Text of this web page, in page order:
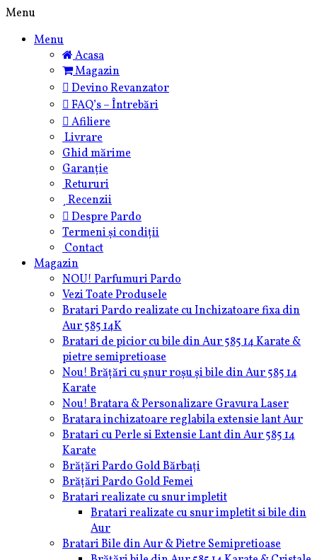
Skip
content
Menu
Menu
Acasa
Magazin
Devino Revanzator
FAQ’s – Întrebări
Afiliere
Livrare
Ghid mărime
Garanție
Retururi
Recenzii
Despre Pardo
Termeni și condiții
Contact
Magazin
NOU! Parfumuri Pardo
Vezi Toate Produsele
Bratari Pardo realizate cu Inchizatoare fixa din
Aur 585 14K
Bratari de picior cu bile din Aur 585 14 Karate &
pietre semipretioase
Nou! Brățări cu șnur roșu și bile din Aur 585 14
Karate
Nou! Bratara & Personalizare Gravura Laser
Bratara inchizatoare reglabila extensie lant Aur
Bratari cu Perle si Extensie Lant din Aur 585 14
Karate
Brățări Pardo Gold Bărbați
Brățări Pardo Gold Femei
Bratari realizate cu snur impletit
Bratari realizate cu snur impletit si bile din
Aur
Bratari Bile din Aur & Pietre Semipretioase